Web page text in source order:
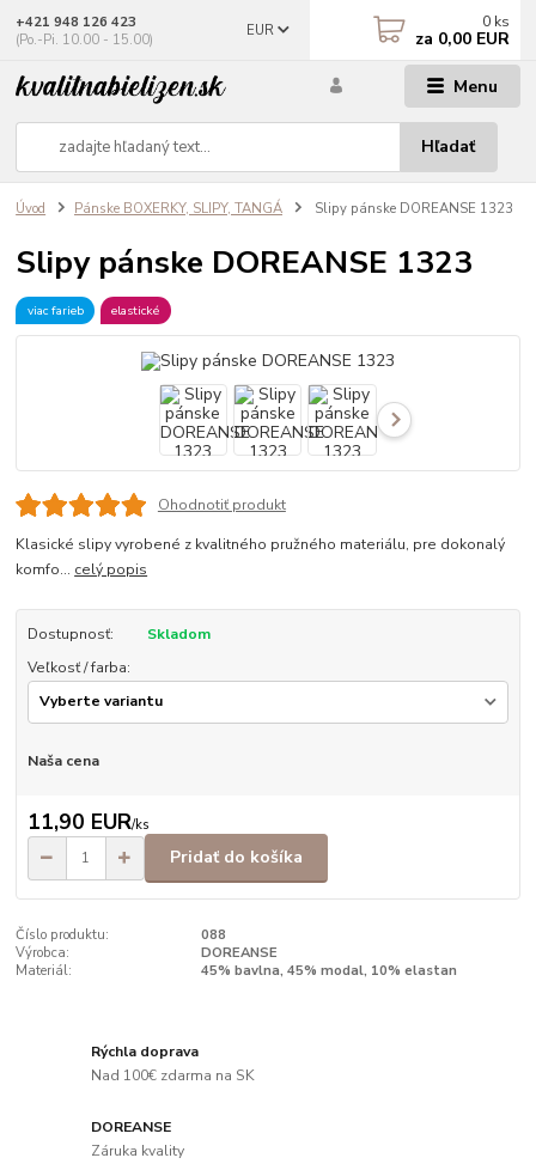
Menu
EUR
Hľadať
+421 948 126 423
(Po.-Pi. 10.00 - 15.00)
0 ks
za 0,00 EUR
Úvod Pánske BOXERKY, SLIPY, TANGÁ Slipy pánske DOREANSE 1323
Slipy pánske DOREANSE 1323
viac farieb elastické
Ohodnotiť produkt
Klasické slipy vyrobené z kvalitného pružného materiálu, pre dokonalý
komfo... celý popis
Dostupnosť:
Skladom
Veľkosť / farba:
Naša cena
11,90 EUR/ks
Pridať do košíka
Číslo produktu:
088
Výrobca:
DOREANSE
Materiál:
45% bavlna, 45% modal, 10% elastan
Rýchla doprava
Nad 100€ zdarma na SK
DOREANSE
Záruka kvality